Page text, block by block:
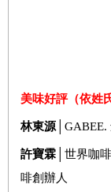
美味好評（依姓
林東源 GABEE.
許寶霖 │世界咖
啡創辦人